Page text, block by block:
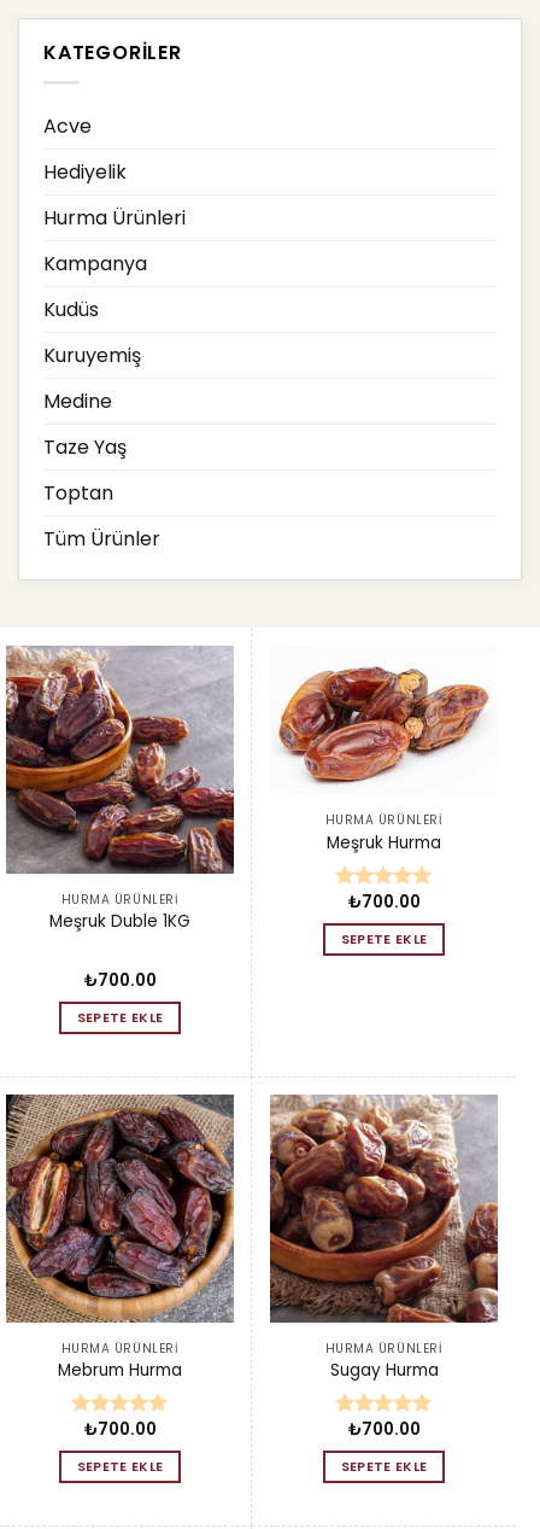
KATEGORILER
Acve
Hediyelik
Hurma Ürünleri
Kampanya
Kudüs
Kuruyemiş
Medine
Taze Yaş
Toptan
Tüm Ürünler
HURMA ÜRÜNLERI
Meşruk Duble 1KG
₺700.00
SEPETE EKLE
HURMA ÜRÜNLERI
Meşruk Hurma
5 üzerinden
5.00oy
aldı
₺700.00
SEPETE EKLE
HURMA ÜRÜNLERI
Mebrum Hurma
5 üzerinden
5.00oy
aldı
₺700.00
SEPETE EKLE
HURMA ÜRÜNLERI
Sugay Hurma
5 üzerinden
5.00oy
aldı
₺700.00
SEPETE EKLE